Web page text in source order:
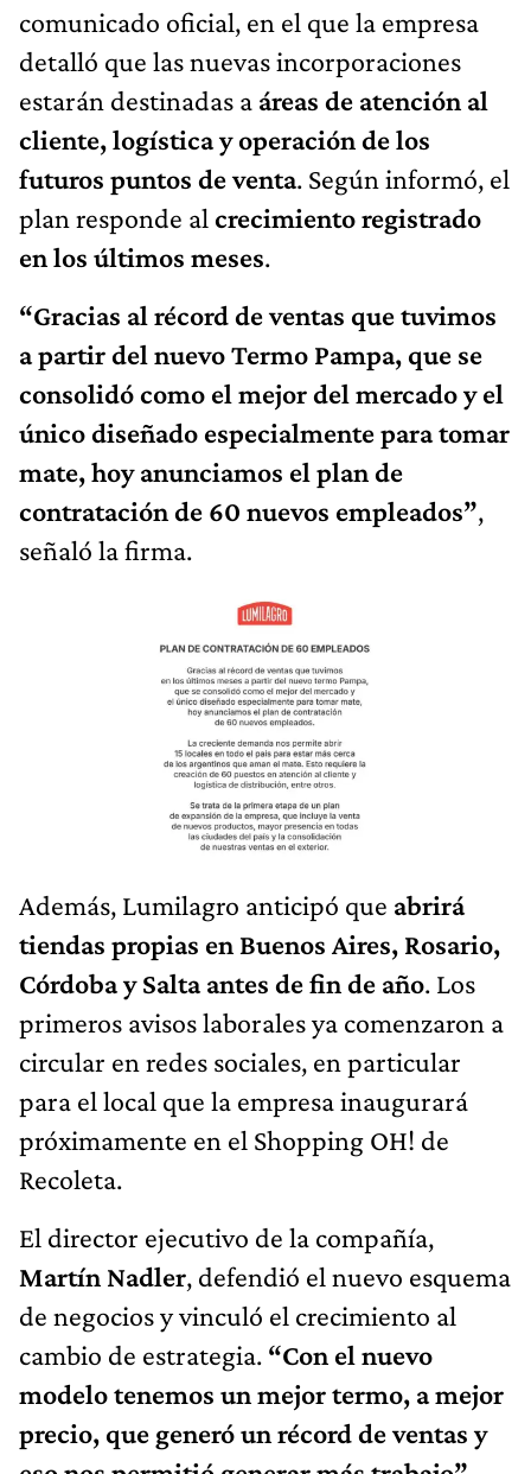
comunicado oficial, en el que la empresa
detalló que las nuevas incorporaciones
estarán destinadas a áreas de atención al
cliente, logística y operación de los
futuros puntos de venta. Según informó, el
plan responde al crecimiento registrado
en los últimos meses.
“Gracias al récord de ventas que tuvimos
a partir del nuevo Termo Pampa, que se
consolidó como el mejor del mercado y el
único diseñado especialmente para tomar
mate, hoy anunciamos el plan de
contratación de 60 nuevos empleados”,
señaló la firma.
Además, Lumilagro anticipó que abrirá
tiendas propias en Buenos Aires, Rosario,
Córdoba y Salta antes de fin de año. Los
primeros avisos laborales ya comenzaron a
circular en redes sociales, en particular
para el local que la empresa inaugurará
próximamente en el Shopping OH! de
Recoleta.
El director ejecutivo de la compañía,
Martín Nadler, defendió el nuevo esquema
de negocios y vinculó el crecimiento al
cambio de estrategia. “Con el nuevo
modelo tenemos un mejor termo, a mejor
precio, que generó un récord de ventas y